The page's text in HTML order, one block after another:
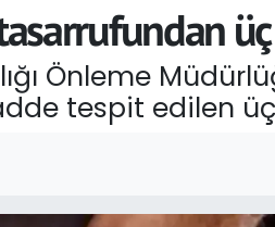
Önleme
tespit edilen